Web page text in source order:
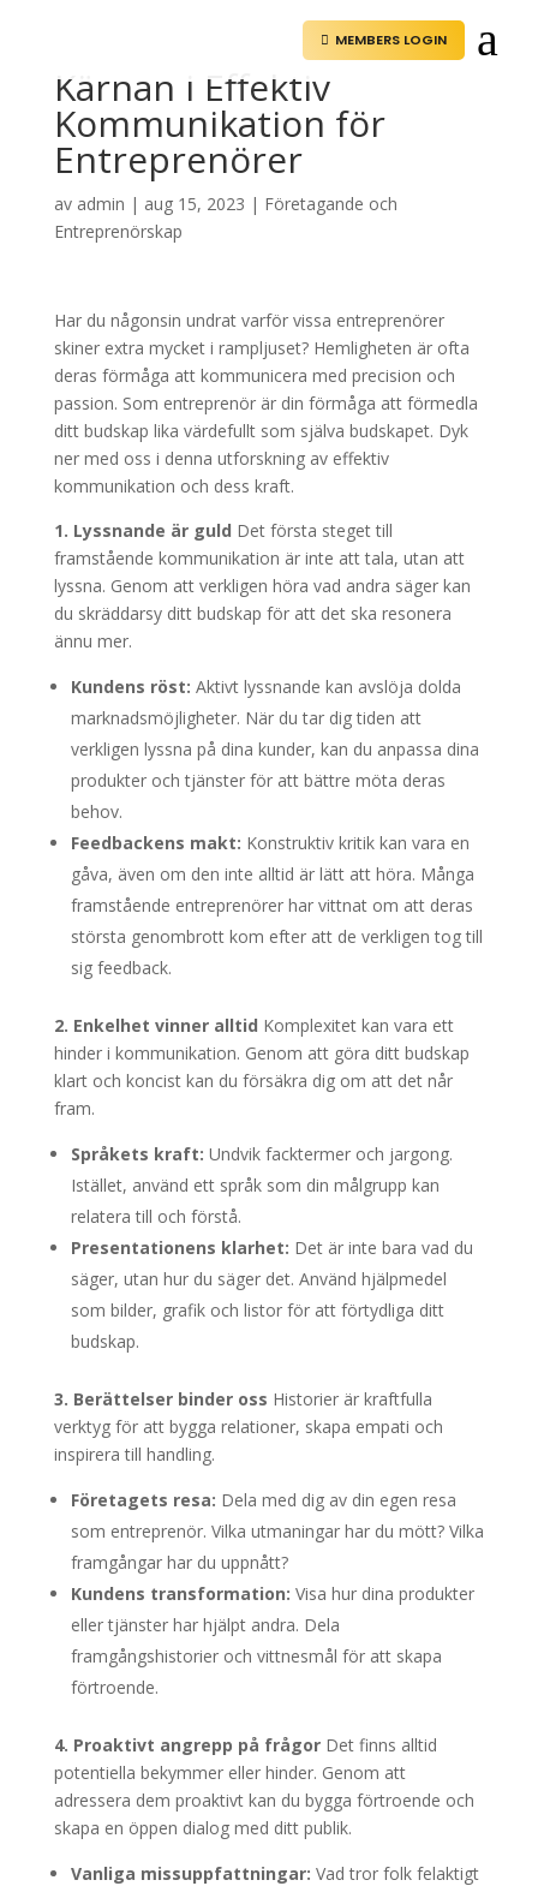
 MEMBERS LOGIN a
Kärnan i Effektiv
Kommunikation för
Entreprenörer
av admin | aug 15, 2023 | Företagande och
Entreprenörskap
Har du någonsin undrat varför vissa entreprenörer
skiner extra mycket i rampljuset? Hemligheten är ofta
deras förmåga att kommunicera med precision och
passion. Som entreprenör är din förmåga att förmedla
ditt budskap lika värdefullt som själva budskapet. Dyk
ner med oss i denna utforskning av effektiv
kommunikation och dess kraft.
1. Lyssnande är guld Det första steget till
framstående kommunikation är inte att tala, utan att
lyssna. Genom att verkligen höra vad andra säger kan
du skräddarsy ditt budskap för att det ska resonera
ännu mer.
Kundens röst: Aktivt lyssnande kan avslöja dolda
marknadsmöjligheter. När du tar dig tiden att
verkligen lyssna på dina kunder, kan du anpassa dina
produkter och tjänster för att bättre möta deras
behov.
Feedbackens makt: Konstruktiv kritik kan vara en
gåva, även om den inte alltid är lätt att höra. Många
framstående entreprenörer har vittnat om att deras
största genombrott kom efter att de verkligen tog till
sig feedback.
2. Enkelhet vinner alltid Komplexitet kan vara ett
hinder i kommunikation. Genom att göra ditt budskap
klart och koncist kan du försäkra dig om att det når
fram.
Språkets kraft: Undvik facktermer och jargong.
Istället, använd ett språk som din målgrupp kan
relatera till och förstå.
Presentationens klarhet: Det är inte bara vad du
säger, utan hur du säger det. Använd hjälpmedel
som bilder, grafik och listor för att förtydliga ditt
budskap.
3. Berättelser binder oss Historier är kraftfulla
verktyg för att bygga relationer, skapa empati och
inspirera till handling.
Företagets resa: Dela med dig av din egen resa
som entreprenör. Vilka utmaningar har du mött? Vilka
framgångar har du uppnått?
Kundens transformation: Visa hur dina produkter
eller tjänster har hjälpt andra. Dela
framgångshistorier och vittnesmål för att skapa
förtroende.
4. Proaktivt angrepp på frågorDet finns alltid
potentiella bekymmer eller hinder. Genom att
adressera dem proaktivt kan du bygga förtroende och
skapa en öppen dialog med ditt publik.
Vanliga missuppfattningar: Vad tror folk felaktigt